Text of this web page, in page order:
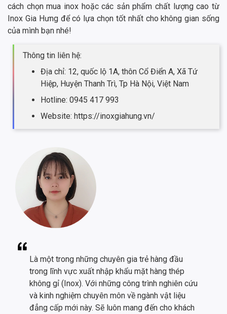
cách chọn mua inox hoặc các sản phẩm chất lượng cao từ
Inox Gia Hưng để có lựa chọn tốt nhất cho không gian sống
của mình bạn nhé!
Thông tin liên hệ:
Địa chỉ: 12, quốc lộ 1A, thôn Cổ Điển A, Xã Tứ
Hiệp, Huyện Thanh Trì, Tp Hà Nội, Việt Nam
Hotline: 0945 417 993
Website: https://inoxgiahung.vn/
Là một trong những chuyên gia trẻ hàng đầu
trong lĩnh vực xuất nhập khẩu mặt hàng thép
không gỉ (Inox). Với những công trình nghiên cứu
và kinh nghiệm chuyên môn về ngành vật liệu
đẳng cấp mới này. Sẽ luôn mang đến cho khách